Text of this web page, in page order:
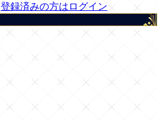
登録済みの方はログイン